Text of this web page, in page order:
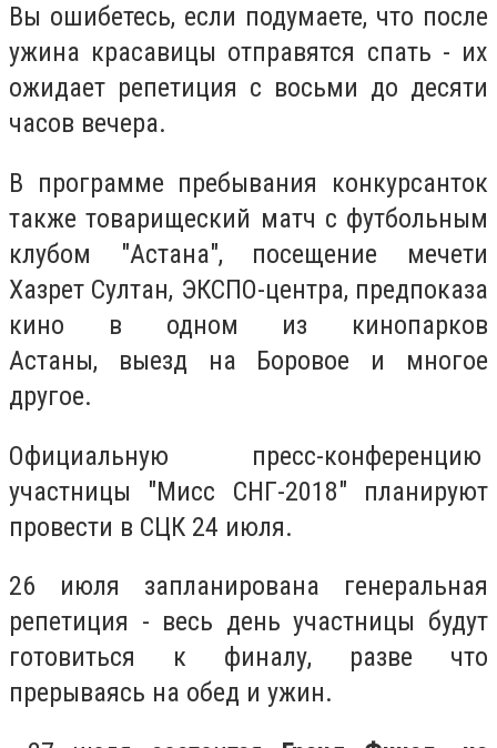
Вы ошибетесь, если подумаете, что после
ужина красавицы отправятся спать - их
ожидает репетиция с восьми до десяти
часов вечера.
В программе пребывания конкурсанток
также товарищеский матч с футбольным
клубом "Астана", посещение мечети
Хазрет Султан, ЭКСПО-центра, предпоказа
кино в одном из кинопарков
Астаны, выезд на Боровое и многое
другое.
Официальную пресс-конференцию
участницы "Мисс СНГ-2018" планируют
провести в СЦК 24 июля.
26 июля запланирована генеральная
репетиция - весь день участницы будут
готовиться к финалу, разве что
прерываясь на обед и ужин.